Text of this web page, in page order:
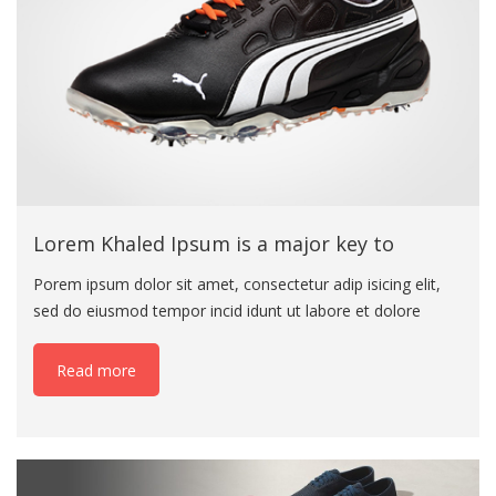
Lorem Khaled Ipsum is a major key to
Porem ipsum dolor sit amet, consectetur adip isicing elit,
sed do eiusmod tempor incid idunt ut labore et dolore
incid idunt ut labore. Porem ipsum dolor sit amet,
consectetur adip isicing elit, sed do eius mod tempor incid
dolor sit amet, consectetur adip isicing elit, sed do eiusmod
Read more